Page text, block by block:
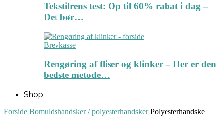
Tekstilrens test: Op til 60% rabat i dag –
Det bør…
Brevkasse
Rengøring af fliser og klinker – Her er den
bedste metode…
Shop
Forside Bomuldshandsker / polyesterhandsker Polyesterhandske